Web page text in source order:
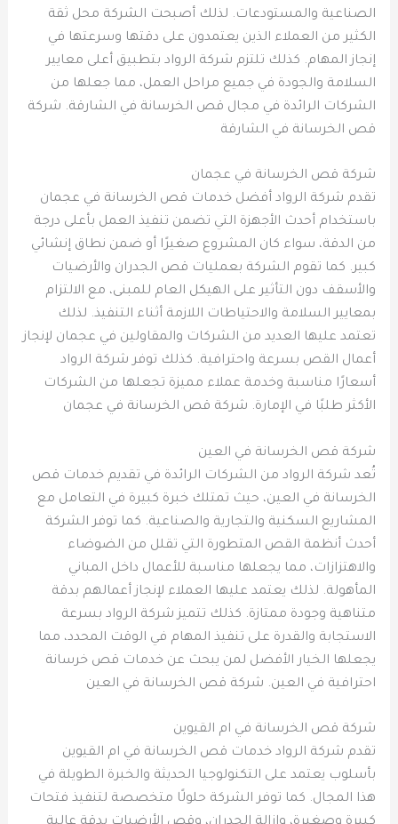
الصناعية والمستودعات. لذلك أصبحت الشركة محل ثقة
الكثير من العملاء الذين يعتمدون على دقتها وسرعتها في
إنجاز المهام. كذلك تلتزم شركة الرواد بتطبيق أعلى معايير
السلامة والجودة في جميع مراحل العمل، مما جعلها من
الشركات الرائدة في مجال قص الخرسانة في الشارقة. شركة
قص الخرسانة في الشارقة
شركة قص الخرسانة في عجمان
تقدم شركة الرواد أفضل خدمات قص الخرسانة في عجمان
باستخدام أحدث الأجهزة التي تضمن تنفيذ العمل بأعلى درجة
من الدقة، سواء كان المشروع صغيرًا أو ضمن نطاق إنشائي
كبير. كما تقوم الشركة بعمليات قص الجدران والأرضيات
والأسقف دون التأثير على الهيكل العام للمبنى، مع الالتزام
بمعايير السلامة والاحتياطات اللازمة أثناء التنفيذ. لذلك
تعتمد عليها العديد من الشركات والمقاولين في عجمان لإنجاز
أعمال القص بسرعة واحترافية. كذلك توفر شركة الرواد
أسعارًا مناسبة وخدمة عملاء مميزة تجعلها من الشركات
الأكثر طلبًا في الإمارة. شركة قص الخرسانة في عجمان
شركة قص الخرسانة في العين
تُعد شركة الرواد من الشركات الرائدة في تقديم خدمات قص
الخرسانة في العين، حيث تمتلك خبرة كبيرة في التعامل مع
المشاريع السكنية والتجارية والصناعية. كما توفر الشركة
أحدث أنظمة القص المتطورة التي تقلل من الضوضاء
والاهتزازات، مما يجعلها مناسبة للأعمال داخل المباني
المأهولة. لذلك يعتمد عليها العملاء لإنجاز أعمالهم بدقة
متناهية وجودة ممتازة. كذلك تتميز شركة الرواد بسرعة
الاستجابة والقدرة على تنفيذ المهام في الوقت المحدد، مما
يجعلها الخيار الأفضل لمن يبحث عن خدمات قص خرسانة
احترافية في العين. شركة قص الخرسانة في العين
شركة قص الخرسانة في ام القيوين
تقدم شركة الرواد خدمات قص الخرسانة في ام القيوين
بأسلوب يعتمد على التكنولوجيا الحديثة والخبرة الطويلة في
هذا المجال. كما توفر الشركة حلولًا متخصصة لتنفيذ فتحات